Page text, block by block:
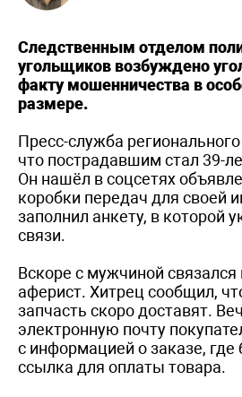
Следственным отделом
угольщиков возбуждено
факту мошенничества в
размере.
Пресс-служба
что пострадавшим стал 39-
Он нашёл в соцсетях
коробки передач для своей
заполнил анкету, в которой
связи.
Вскоре с мужчиной связался
аферист. Хитрец сообщил,
запчасть скоро доставят.
электронную почту
с информацией о заказе, где
ссылка для оплаты товара.